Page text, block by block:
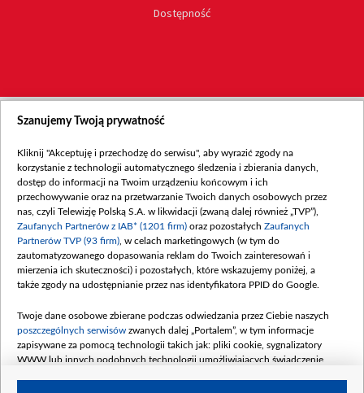
Dostępność
Szanujemy Twoją prywatność
Kliknij "Akceptuję i przechodzę do serwisu", aby wyrazić zgody na
korzystanie z technologii automatycznego śledzenia i zbierania danych,
dostęp do informacji na Twoim urządzeniu końcowym i ich
przechowywanie oraz na przetwarzanie Twoich danych osobowych przez
nas, czyli Telewizję Polską S.A. w likwidacji (zwaną dalej również „TVP”),
Zaufanych Partnerów z IAB* (1201 firm) oraz pozostałych Zaufanych
Partnerów TVP (93 firm) , w celach marketingowych (w tym do
zautomatyzowanego dopasowania reklam do Twoich zainteresowań i
mierzenia ich skuteczności) i pozostałych, które wskazujemy poniżej, a
także zgody na udostępnianie przez nas identyfikatora PPID do Google.
Twoje dane osobowe zbierane podczas odwiedzania przez Ciebie naszych
poszczególnych serwisów zwanych dalej „Portalem”, w tym informacje
zapisywane za pomocą technologii takich jak: pliki cookie, sygnalizatory
WWW lub innych podobnych technologii umożliwiających świadczenie